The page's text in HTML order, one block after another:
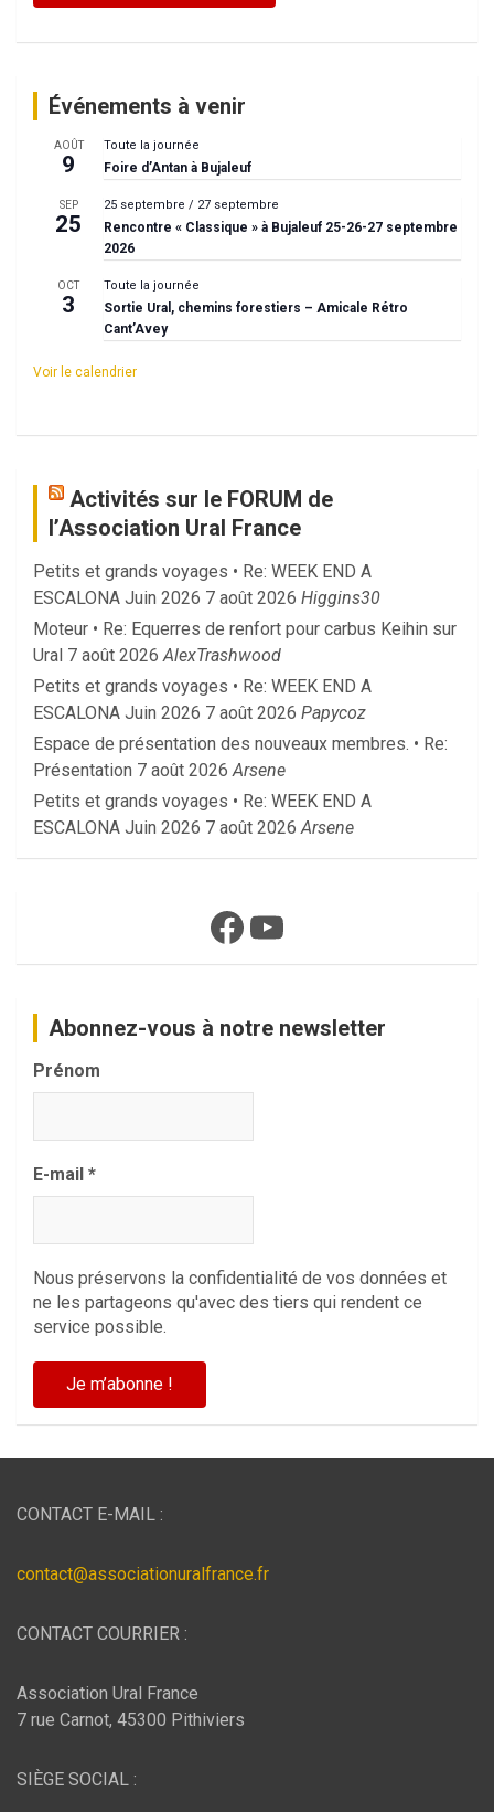
Événements à venir
AOÛT
9
Toute la journée
Foire d’Antan à Bujaleuf
SEP
25
25 septembre / 27 septembre
Rencontre « Classique » à Bujaleuf 25-26-27 septembre
2026
OCT
3
Toute la journée
Sortie Ural, chemins forestiers – Amicale Rétro
Cant’Avey
Voir le calendrier
Activités sur le FORUM de
l’Association Ural France
Petits et grands voyages • Re: WEEK END A
ESCALONA Juin 2026 7 août 2026 Higgins30
Moteur • Re: Equerres de renfort pour carbus Keihin sur
Ural 7 août 2026 AlexTrashwood
Petits et grands voyages • Re: WEEK END A
ESCALONA Juin 2026 7 août 2026 Papycoz
Espace de présentation des nouveaux membres. • Re:
Présentation 7 août 2026 Arsene
Petits et grands voyages • Re: WEEK END A
ESCALONA Juin 2026 7 août 2026 Arsene
Facebook
YouTube
Abonnez-vous à notre newsletter
Prénom
E-mail *
Nous préservons la confidentialité de vos données et
ne les partageons qu'avec des tiers qui rendent ce
service possible.
CONTACT E-MAIL :
contact@associationuralfrance.fr
CONTACT COURRIER :
Association Ural France
7 rue Carnot, 45300 Pithiviers
SIÈGE SOCIAL :